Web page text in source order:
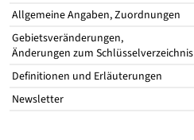
Allgemeine Angaben, Zuordnungen
Gebietsveränderungen,
Änderungen zum Schlüsselverzeichnis
Definitionen und Erläuterungen
Newsletter